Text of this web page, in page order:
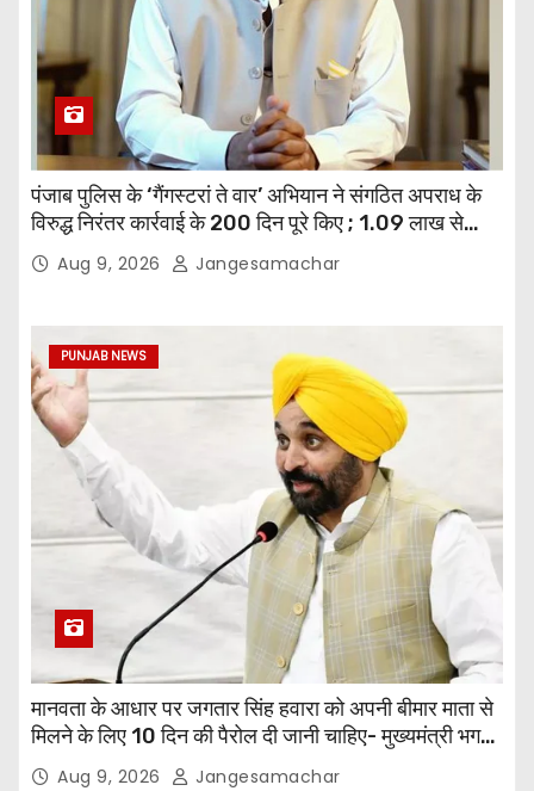
पंजाब पुलिस के ‘गैंगस्टरां ते वार’ अभियान ने संगठित अपराध के
विरुद्ध निरंतर कार्रवाई के 200 दिन पूरे किए ; 1.09 लाख से
अधिक छापेमारियाँ कीं, 1,532 घोषित अपराधी गिरफ़्तार किए
Aug 9, 2026 Jangesamachar
PUNJAB NEWS
मानवता के आधार पर जगतार सिंह हवारा को अपनी बीमार माता से
मिलने के लिए 10 दिन की पैरोल दी जानी चाहिए- मुख्यमंत्री भगवंत
सिंह मानAug 9, 2026 Jangesamachar